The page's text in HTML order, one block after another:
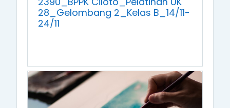
28_Gelombang 2_Kelas B_14/11-
24/11